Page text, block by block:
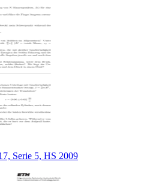
Serie 5, HS 2009